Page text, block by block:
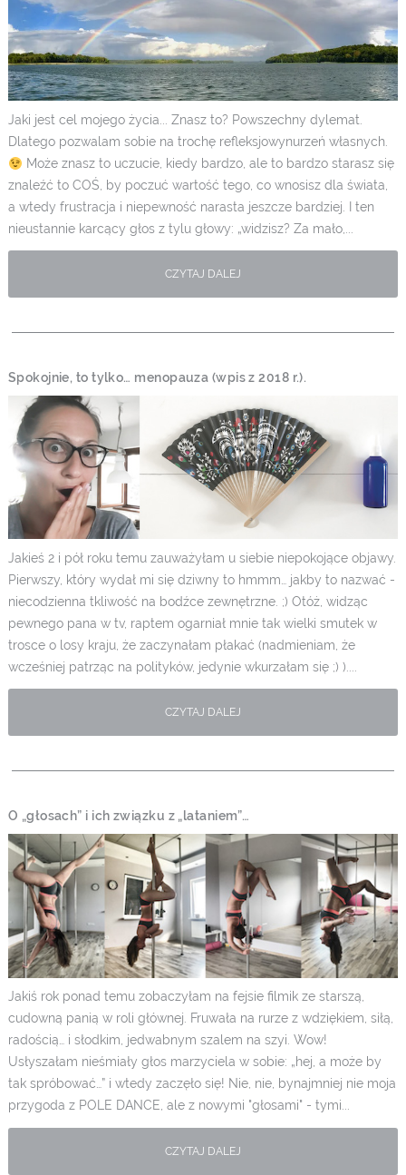
Jaki jest cel mojego życia... Znasz to? Powszechny dylemat.
Dlatego pozwalam sobie na trochę refleksjowynurzeń własnych.
Może znasz to uczucie, kiedy bardzo, ale to bardzo starasz się
znaleźć to COŚ, by poczuć wartość tego, co wnosisz dla świata,
a wtedy frustracja i niepewność narasta jeszcze bardziej. I ten
nieustannie karcący głos z tylu głowy: „widzisz? Za mało,...
CZYTAJ DALEJ
Spokojnie, to tylko… menopauza (wpis z 2018 r.).
Jakieś 2 i pół roku temu zauważyłam u siebie niepokojące objawy.
Pierwszy, który wydał mi się dziwny to hmmm… jakby to nazwać -
niecodzienna tkliwość na bodźce zewnętrzne. ;) Otóż, widząc
pewnego pana w tv, raptem ogarniał mnie tak wielki smutek w
trosce o losy kraju, że zaczynałam płakać (nadmieniam, że
wcześniej patrząc na polityków, jedynie wkurzałam się ;) )....
CZYTAJ DALEJ
O „głosach” i ich związku z „lataniem”…
Jakiś rok ponad temu zobaczyłam na fejsie filmik ze starszą,
cudowną panią w roli głównej. Fruwała na rurze z wdziękiem, siłą,
radością… i słodkim, jedwabnym szalem na szyi. Wow!
Usłyszałam nieśmiały głos marzyciela w sobie: „hej, a może by
tak spróbować…” i wtedy zaczęło się! Nie, nie, bynajmniej nie moja
przygoda z POLE DANCE, ale z nowymi "głosami" - tymi...
CZYTAJ DALEJ